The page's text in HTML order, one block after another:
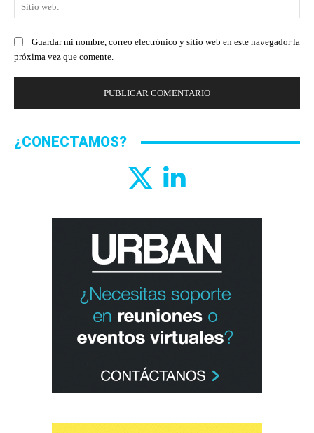
Guardar mi nombre, correo electrónico y sitio web en este navegador la
próxima vez que comente.
¿CONECTAMOS?